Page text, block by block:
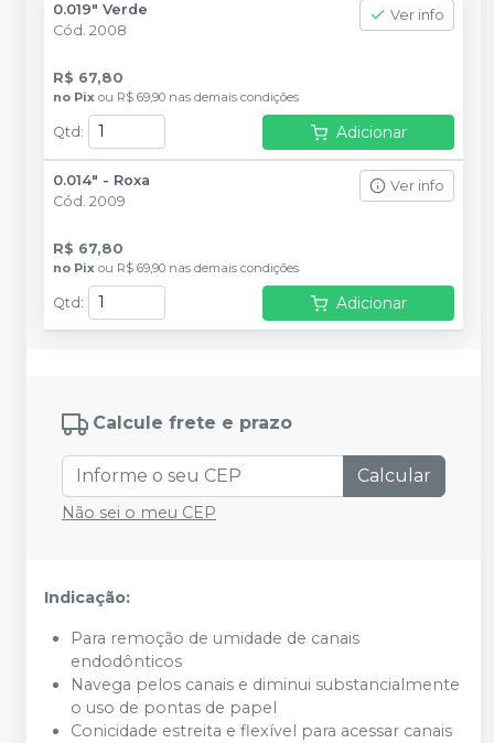
0.019" Verde
Cód. 2008
Ver info
R$ 67,80
no Pix ou R$ 69,90 nas demais condições
Qtd : Adicionar
0.014" - Roxa
Cód. 2009
Ver info
R$ 67,80
no Pix ou R$ 69,90 nas demais condições
Qtd : Adicionar
Calcule frete e prazo
Calcular
Não sei o meu CEP
Indicação:
Para remoção de umidade de canais
endodônticos
Navega pelos canais e diminui substancialmente
o uso de pontas de papel
Conicidade estreita e flexível para acessar canais